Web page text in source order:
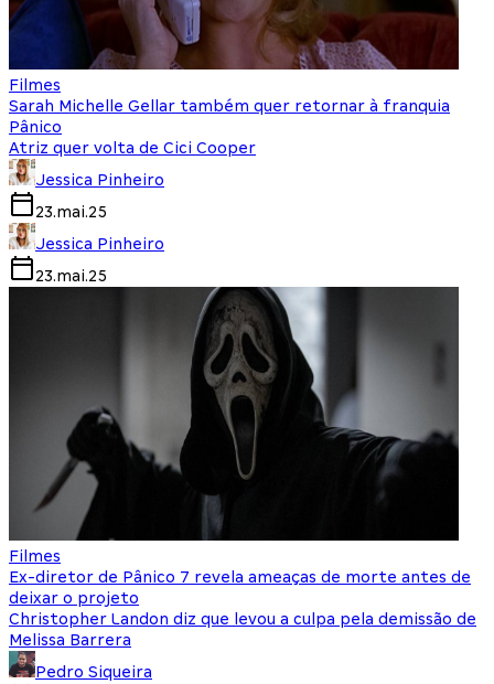
Filmes
Sarah Michelle Gellar também quer retornar à franquia
Pânico
Atriz quer volta de Cici Cooper
Jessica Pinheiro
23.mai.25
Jessica Pinheiro
23.mai.25
Filmes
Ex-diretor de Pânico 7 revela ameaças de morte antes de
deixar o projeto
Christopher Landon diz que levou a culpa pela demissão de
Melissa Barrera
Pedro Siqueira